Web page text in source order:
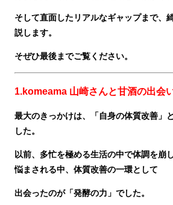
そして直面したリアルなギャップまで、
説します。
そぜひ最後までご覧ください。
1.komeama 山崎さんと甘酒の出会
最大のきっかけは、「自身の体質改善」
した。
以前、多忙を極める生活の中で体調を崩
悩まされる中、体質改善の一環として
出会ったのが「発酵の力」でした。